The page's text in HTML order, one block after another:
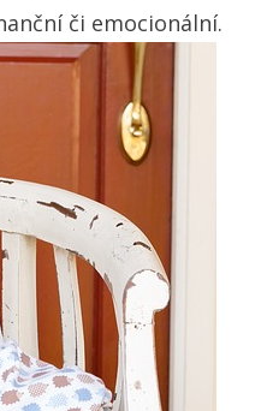
či emocionální.